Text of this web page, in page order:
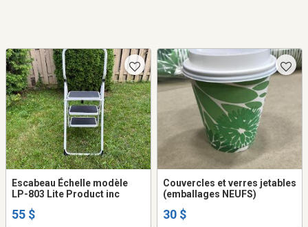
Escabeau Échelle modèle
LP-803 Lite Product inc
55 $
Couvercles et verres jetables
(emballages NEUFS)
30 $